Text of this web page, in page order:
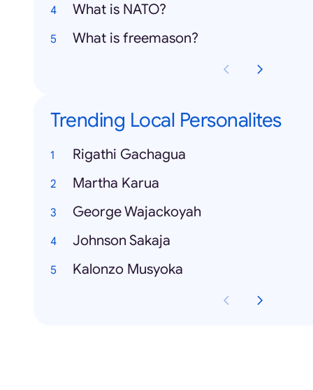
What is NATO?
What is freemason?
Trending Local Personalites
Rigathi Gachagua
Martha Karua
George Wajackoyah
Johnson Sakaja
Kalonzo Musyoka